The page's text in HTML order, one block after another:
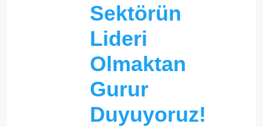
Sektörün
Lideri
Olmaktan
Gurur
Duyuyoruz!